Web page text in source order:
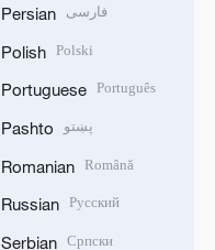
Persian فارسی
Polish Polski
Portuguese Português
Pashto پښتو
Romanian Română
Russian Русский
Serbian Српски